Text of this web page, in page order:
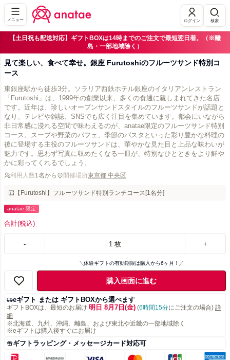
メニュー ログイン 検索
【土日祝も配送対応】ギフトBOXは14時までのご注文で最短翌日着。（※離
島・一部地域除く）
見て楽しい、食べて幸せ。銀座 Furutoshiのフルーツサンド特別コ
ース
東銀座駅から徒歩3分。ソラリア西鉄ホテル銀座のイタリアンレストラン
「Furutoshi」は、1999年の創業以来、多くの食通に親しまれてきた名店
です。近年は、珍しいオープンサンドスタイルのフルーツサンドが話題と
なり、テレビや雑誌、SNSでも広く注目を集めています。都会にいながら
非日常感に浸れる空間で味わえるのが、anatae限定のフルーツサンド特別
コース。スープや野菜のパフェ、季節のパスタといった彩り豊かな料理の
後に登場する主役のフルーツサンドは、華やかな見た目と上品な味わいが
魅力です。思わず写真に収めたくなる一皿が、特別なひとときをより鮮や
かに彩ってくれるでしょう。
利用人数1名から 開催場所東京都 中央区
【Furutoshi】フルーツサンド特別ランチコース[1名分]
anatae 限定
合計(税込)
- 1 枚 +
体験ギフトの有効期限は購入から6ヶ月！
購入画面に進む
eギフト または ギフトBOXから選べます
ギフトBOXは、最短のお届け 明日 8月7日(金) (6時間15分にご注文の場合) 詳
細
※北海道、九州、沖縄、離島、および東北や近畿の一部地域除く
※eギフトは購入後すぐにお届け
ギフトラッピング・メッセージカード対応可